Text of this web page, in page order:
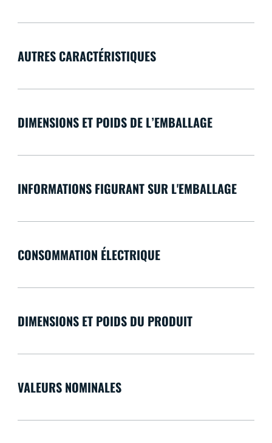
AUTRES CARACTÉRISTIQUES
DIMENSIONS ET POIDS DE L’EMBALLAGE
INFORMATIONS FIGURANT SUR L'EMBALLAGE
CONSOMMATION ÉLECTRIQUE
DIMENSIONS ET POIDS DU PRODUIT
VALEURS NOMINALES